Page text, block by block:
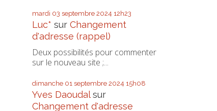
mardi 03 septembre 2024 12h23
Luc* sur Changement
d'adresse (rappel)
Deux possibilités pour commenter
sur le nouveau site ;...
dimanche 01 septembre 2024 15h08
Yves Daoudalsur
Changement d'adresse